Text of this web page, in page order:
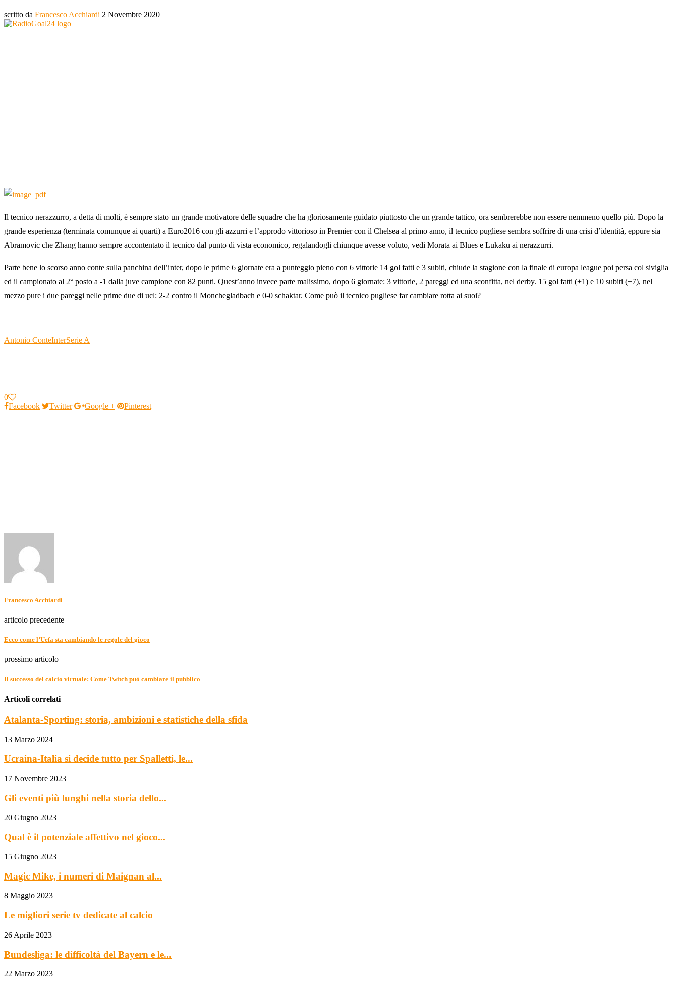
scritto da Francesco Acchiardi 2 Novembre 2020
Il tecnico nerazzurro, a detta di molti, è sempre stato un grande motivatore delle squadre che ha gloriosamente guidato piuttosto che un grande tattico, ora sembrerebbe non essere nemmeno quello più. Dopo la
grande esperienza (terminata comunque ai quarti) a Euro2016 con gli azzurri e l’approdo vittorioso in Premier con il Chelsea al primo anno, il tecnico pugliese sembra soffrire di una crisi d’identità, eppure sia
Abramovic che Zhang hanno sempre accontentato il tecnico dal punto di vista economico, regalandogli chiunque avesse voluto, vedi Morata ai Blues e Lukaku ai nerazzurri.
Parte bene lo scorso anno conte sulla panchina dell’inter, dopo le prime 6 giornate era a punteggio pieno con 6 vittorie 14 gol fatti e 3 subiti, chiude la stagione con la finale di europa league poi persa col siviglia
ed il campionato al 2° posto a -1 dalla juve campione con 82 punti. Quest’anno invece parte malissimo, dopo 6 giornate: 3 vittorie, 2 pareggi ed una sconfitta, nel derby. 15 gol fatti (+1) e 10 subiti (+7), nel
mezzo pure i due pareggi nelle prime due di ucl: 2-2 contro il Monchegladbach e 0-0 schaktar. Come può il tecnico pugliese far cambiare rotta ai suoi?
Antonio ConteInterSerie A
0
Facebook
Twitter Google + Pinterest
Francesco Acchiardi
articolo precedente
Ecco come l’Uefa sta cambiando le regole del gioco
prossimo articolo
Il successo del calcio virtuale: Come Twitch può cambiare il pubblico
Articoli correlati
Atalanta-Sporting: storia, ambizioni e statistiche della sfida
13 Marzo 2024
Ucraina-Italia si decide tutto per Spalletti, le...
17 Novembre 2023
Gli eventi più lunghi nella storia dello...
20 Giugno 2023
Qual è il potenziale affettivo nel gioco...
15 Giugno 2023
Magic Mike, i numeri di Maignan al...
8 Maggio 2023
Le migliori serie tv dedicate al calcio
26 Aprile 2023
Bundesliga: le difficoltà del Bayern e le...
22 Marzo 2023